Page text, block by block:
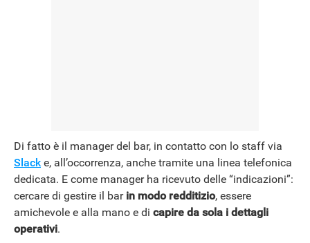
Di fatto è il manager del bar, in contatto con lo staff via
Slacke, all’occorrenza, anche tramite una linea telefonica
dedicata. E come manager ha ricevuto delle “indicazioni”:
cercare di gestire il bar in modo redditizio, essere
amichevole e alla mano e di capire da sola i dettagli
operativi.